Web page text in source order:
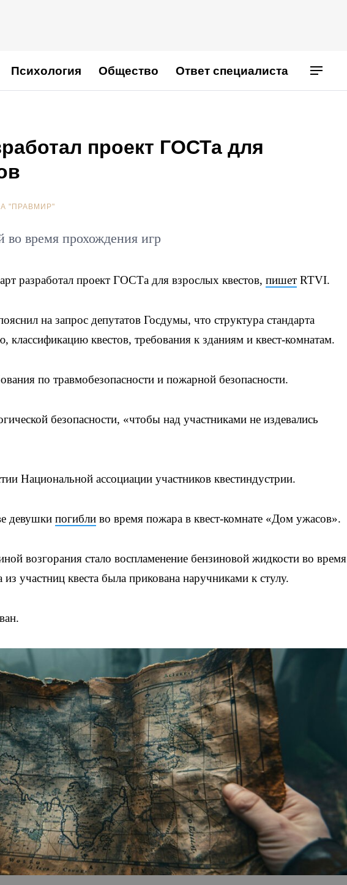
Психология Общество Ответ специалиста
проект ГОСТа для
"ПРАВМИР"
во время прохождения игр
разработал проект ГОСТа для взрослых квестов, пишет RTVI.
на запрос депутатов Госдумы, что структура стандарта
классификацию квестов, требования к зданиям и квест-комнатам.
по травмобезопасности и пожарной безопасности.
безопасности, «чтобы над участниками не издевались
Национальной ассоциации участников квестиндустрии.
девушки погибли во время пожара в квест-комнате «Дом ужасов».
возгорания стало воспламенение бензиновой жидкости во время
участниц квеста была прикована наручниками к стулу.